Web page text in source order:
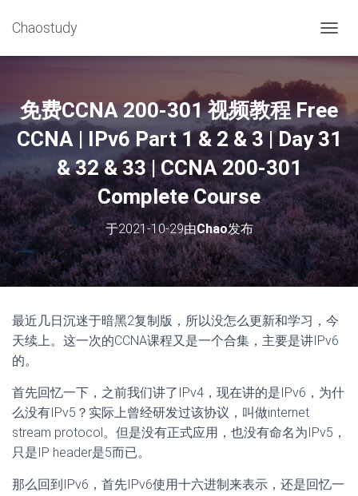
Chaostudy
换
航
免费CCNA 200-301 视频教程 Free
CCNA | IPv6 Part 1 & 2 & 3 | Day 31
& 32 & 33 | CCNA 200-301
Complete Course
于2021-10-29由Chao发布
最近几日沉迷于暗黑2复制版，所以没怎么更新和学习，今
天续上。这一次的CCNA课程又是一个合集，主要是讲IPv6
的。
首先回忆一下，之前我们讲了IPv4，现在讲的是IPv6，为什
么没有IPv5？实际上曾经研发过该协议，叫做internet
stream protocol。但是没有正式应用，也没有命名为IPv5，
只是IP header是5而已。
那么回到IPv6，首先IPv6使用十六进制来表示，还是回忆一